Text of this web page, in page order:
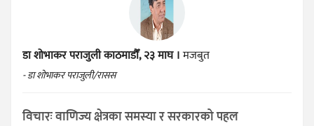
डा शोभाकर पराजुलीकाठमाडौँ, २३ माघ ।मजबुत
- डा शोभाकर पराजुली/रासस
विचारः वाणिज्य क्षेत्रका समस्या र सरकारको पहल